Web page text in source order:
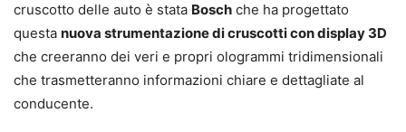
cruscotto delle auto è stata Bosch che ha progettato
questa nuova strumentazione di cruscotti con display 3D
che creeranno dei veri e propri ologrammi tridimensionali
che trasmetteranno informazioni chiare e dettagliate al
conducente.